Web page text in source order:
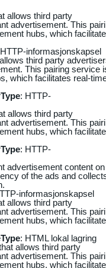
allows third party
advertisement. This
hubs, which
informasjonskapsel
third party
This pairing service
which facilitates real-
Type: HTTP-
allows third party
advertisement. This
hubs, which
Type: HTTP-
advertisement content on
of the ads and
informasjonskapsel
allows third party
advertisement. This
hubs, which
Type: HTML lokal lagring
allows third party
advertisement. This
hubs, which